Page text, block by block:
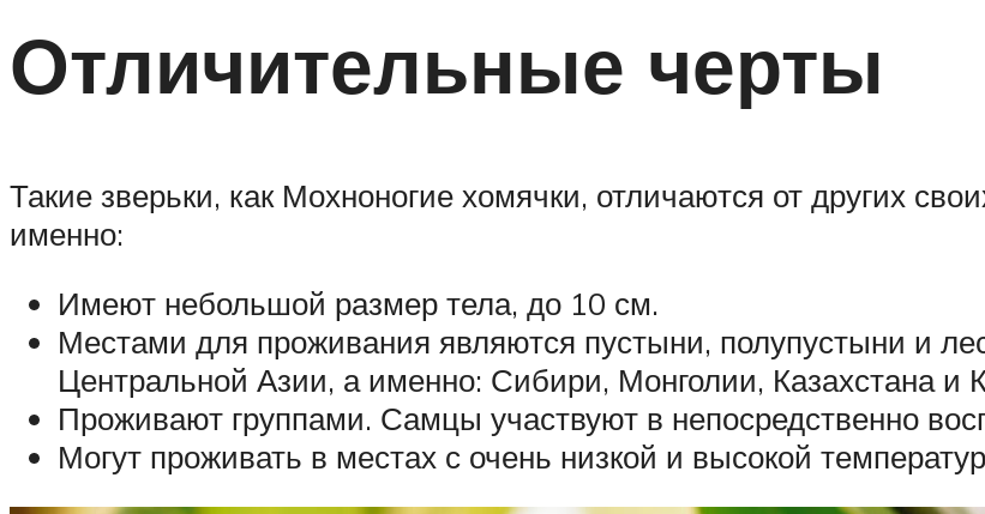
Отличительные черты
Такие зверьки, как Мохноногие хомячки, отличаются от других
именно:
Имеют небольшой размер тела, до 10 см.
Местами для проживания являются пустыни, полупустыни и
Центральной Азии, а именно: Сибири, Монголии, Казахстана и
Проживают группами. Самцы участвуют в непосредственно
Могут проживать в местах с очень низкой и высокой